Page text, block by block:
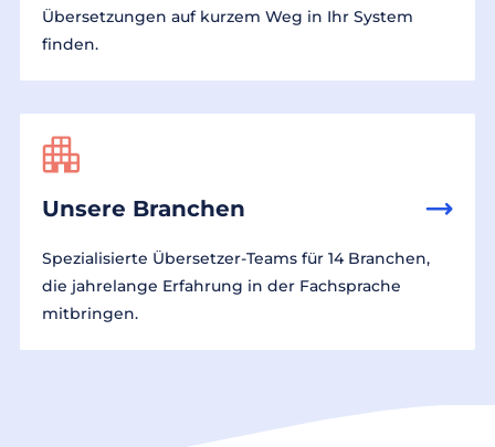
Übersetzungen auf kurzem Weg in Ihr System
finden.
Unsere Branchen
Spezialisierte Übersetzer-Teams für 14 Branchen,
die jahrelange Erfahrung in der Fachsprache
mitbringen.